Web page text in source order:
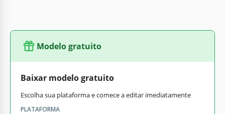
Modelo gratuito
Baixar modelo gratuito
Escolha sua plataforma e comece a editar imediatamente
PLATAFORMA